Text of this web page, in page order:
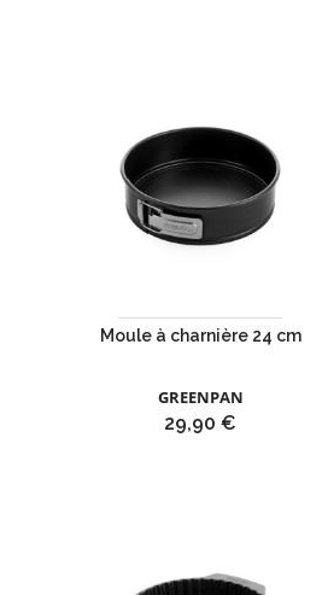
Moule à charnière 24 cm
GREENPAN
Prix
29,90 €